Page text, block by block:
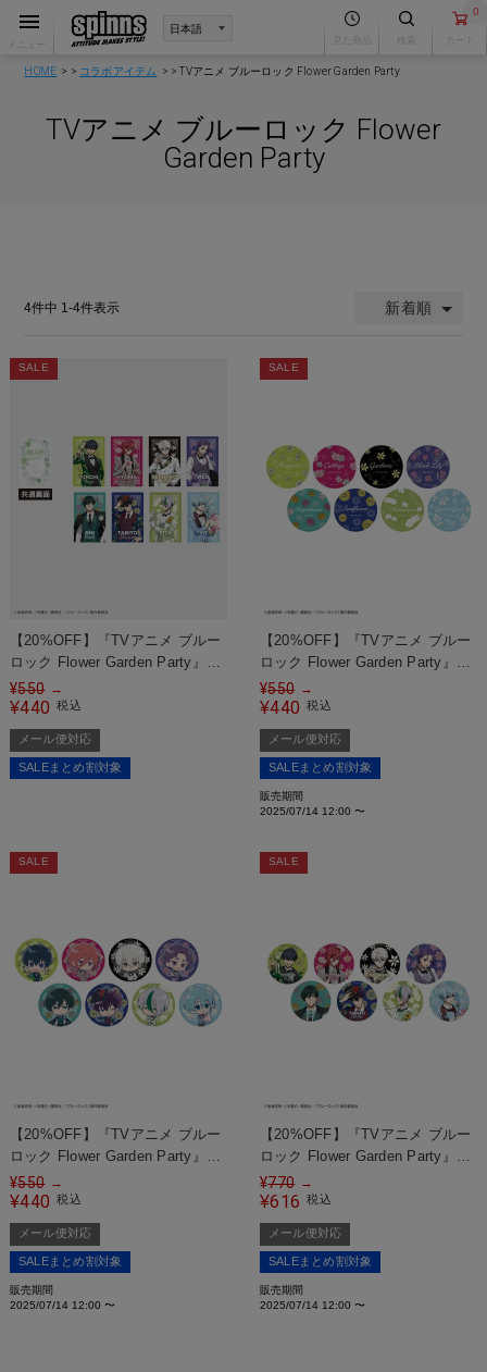
0
HOME コラボアイテム TVアニメ ブルーロック Flower Garden Party
TVアニメ ブルーロック Flower
Garden Party
新着順
4件中 1-4件表示
SALE
【20%OFF】『TVアニメ ブルー
ロック Flower Garden Party』
トレーディングホログラムカード
＜メール便対応＞
¥550 →
¥440 税込
メール便対応
SALEまとめ割対象
SALE
【20%OFF】『TVアニメ ブルー
ロック Flower Garden Party』
缶ミラー＜メール便対応＞
¥550 →
¥440 税込
メール便対応
SALEまとめ割対象
販売期間
2025/07/14 12:00 〜
SALE
【20%OFF】『TVアニメ ブルー
ロック Flower Garden Party』
トレーディング缶バッジ＜メール
便対応＞
¥550 →
¥440 税込
メール便対応
SALEまとめ割対象
販売期間
2025/07/14 12:00 〜
SALE
【20%OFF】『TVアニメ ブルー
ロック Flower Garden Party』
トレーディングホログラム缶バッ
ジ＜メール便対応＞
¥770 →
¥616 税込
メール便対応
SALEまとめ割対象
販売期間
2025/07/14 12:00 〜